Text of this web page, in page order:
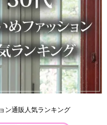
ン通販人気ランキング